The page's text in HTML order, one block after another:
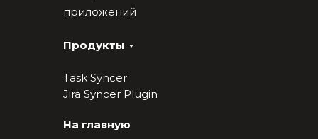
приложений
Продукты
Task Syncer
Jira Syncer Plugin
На главную